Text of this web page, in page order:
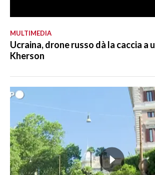
MULTIMEDIA
Ucraina, drone russo dà la caccia a
Kherson